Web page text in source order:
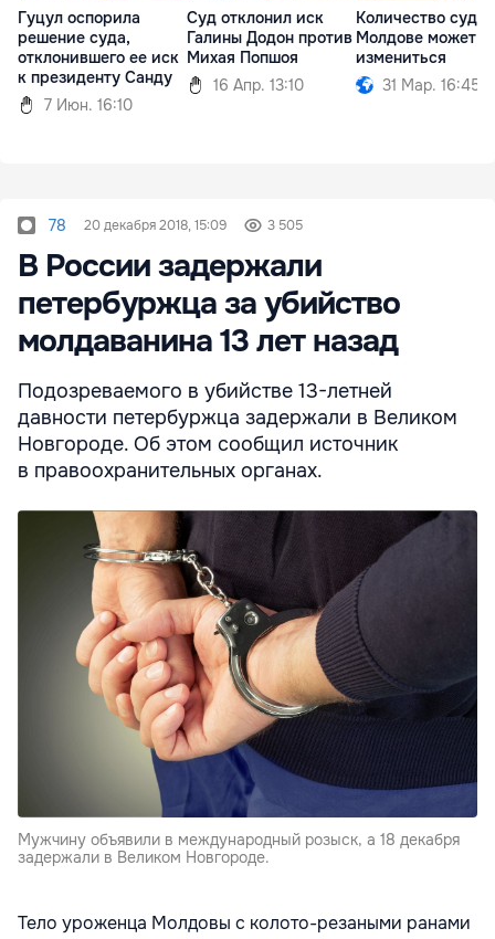
Гуцул оспорила
решение суда,
отклонившего ее иск
к президенту Санду
7 Июн. 16:10
Суд отклонил иск
Галины Додон против
Михая Попшоя
16 Апр. 13:10
Количество
Молдове может
измениться
31 Мар. 16:45
78 20 декабря 2018, 15:09 3 505
В России задержали
петербуржца за убийство
молдаванина 13 лет назад
Подозреваемого в убийстве 13-летней
давности петербуржца задержали в Великом
Новгороде. Об этом сообщил источник
в правоохранительных органах.
Мужчину объявили в международный розыск, а 18 декабря
задержали в Великом Новгороде.
Тело уроженца Молдовы с колото-резаными ранами